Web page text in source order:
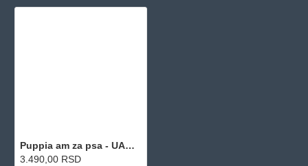
Puppia am za psa - UAMA-AC978 - Black
3.490,00 RSD